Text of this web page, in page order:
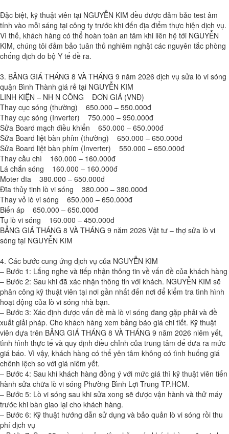
Đặc biệt, kỹ thuật viên tại NGUYỄN KIM đều được đảm bảo test âm
tính vào mỗi sáng tại công ty trước khi đến địa điểm thực hiện dịch vụ.
Vì thế, khách hàng có thể hoàn toàn an tâm khi liên hệ tới NGUYỄN
KIM, chúng tôi đảm bảo tuân thủ nghiêm nghặt các nguyên tắc phòng
chống dịch do bộ Y tế đề ra.
3. BẢNG GIÁ THÁNG 8 VÀ THÁNG 9 năm 2026 dịch vụ sửa lò vi sóng
quận Bình Thành giá rẻ tại NGUYỄN KIM
LINH KIỆN – NH N CÔNG ĐƠN GIÁ (VNĐ)
Thay cục sóng (thường) 650.000 – 550.000đ
Thay cục sóng (Inverter) 750.000 – 950.000đ
Sửa Board mạch điều khiển 650.000 – 650.000đ
Sửa Board liệt bàn phím (thường) 650.000 – 650.000đ
Sửa Board liệt bàn phím (Inverter) 550.000 – 650.000đ
Thay cầu chì 160.000 – 160.000đ
Lá chắn sóng 160.000 – 160.000đ
Moter đĩa 380.000 – 650.000đ
Đĩa thủy tinh lò vi sóng 380.000 – 380.000đ
Thay vỏ lò vi sóng 650.000 – 650.000đ
Biến áp 650.000 – 650.000đ
Tụ lò vi sóng 160.000 – 450.000đ
BẢNG GIÁ THÁNG 8 VÀ THÁNG 9 năm 2026 Vật tư – thợ sửa lò vi
sóng tại NGUYỄN KIM
4. Các bước cung ứng dịch vụ của NGUYỄN KIM
– Bước 1: Lắng nghe và tiếp nhận thông tin về vấn đề của khách hàng
– Bước 2: Sau khi đã xác nhận thông tin với khách. NGUYỄN KIM sẽ
phân công kỹ thuật viên tại nơi gần nhất đến nơi để kiểm tra tình hình
hoạt động của lò vi sóng nhà bạn.
– Bước 3: Xác định được vấn đề mà lò vi sóng đang gặp phải và đề
xuất giải pháp. Cho khách hàng xem bảng báo giá chi tiết. Kỹ thuật
viên dựa trên BẢNG GIÁ THÁNG 8 VÀ THÁNG 9 năm 2026 niêm yết,
tình hình thực tế và quy định điều chỉnh của trung tâm để đưa ra mức
giá báo. Vì vậy, khách hàng có thể yên tâm không có tình huống giá
chênh lệch so với giá niêm yết.
– Bước 4: Sau khi khách hàng đồng ý với mức giá thì kỹ thuật viên tiến
hành sửa chữa lò vi sóng Phường Bình Lợi Trung TP.HCM.
– Bước 5: Lò vi sóng sau khi sửa xong sẽ được vận hành và thử máy
trước khi bàn giao lại cho khách hàng.
– Bước 6: Kỹ thuật hướng dẫn sử dụng và bảo quản lò vi sóng rồi thu
phí dịch vụ